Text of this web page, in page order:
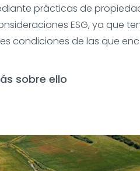
prácticas de
ESG, ya que
condiciones de las que
sobre ello